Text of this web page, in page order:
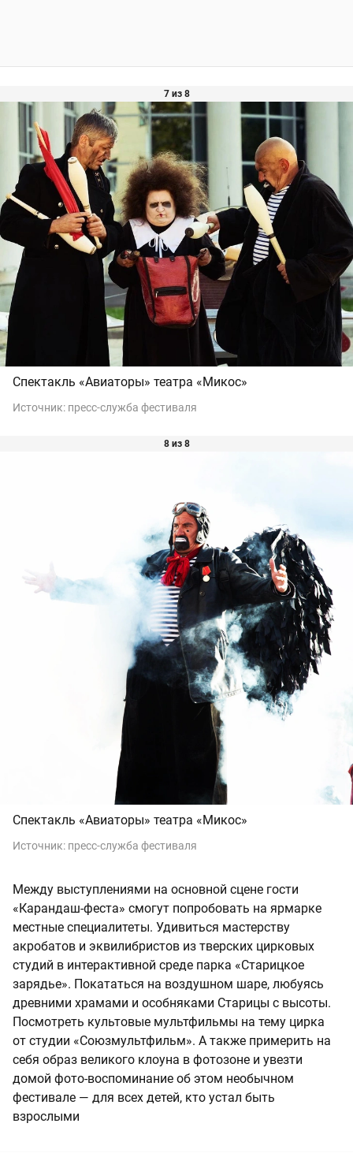
7 из 8
Спектакль «Авиаторы» театра «Микос»
Источник: пресс-служба фестиваля
8 из 8
Спектакль «Авиаторы» театра «Микос»
Источник: пресс-служба фестиваля
Между выступлениями на основной сцене гости
«Карандаш-феста» смогут попробовать на ярмарке
местные специалитеты. Удивиться мастерству
акробатов и эквилибристов из тверских цирковых
студий в интерактивной среде парка «Старицкое
зарядье». Покататься на воздушном шаре, любуясь
древними храмами и особняками Старицы с высоты.
Посмотреть культовые мультфильмы на тему цирка
от студии «Союзмультфильм». А также примерить на
себя образ великого клоуна в фотозоне и увезти
домой фото-воспоминание об этом необычном
фестивале — для всех детей, кто устал быть
взрослыми